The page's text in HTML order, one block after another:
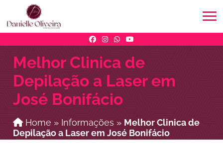
Melhor Clinica de
Depilação a Laser em
José Bonifácio
Home » Informações » Melhor Clinica de
Depilação a Laser em José Bonifácio